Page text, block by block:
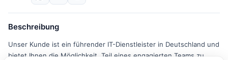
Beschreibung
Unser Kunde ist ein führender IT-Dienstleister in Deutschland und
bietet Ihnen die Möglichkeit, Teil eines engagierten Teams zu